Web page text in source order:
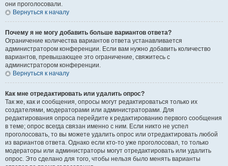
они проголосовали.
Вернуться к началу
Почему я не могу добавить больше вариантов ответа?
Ограничение количества вариантов ответа устанавливается
администратором конференции. Если вам нужно добавить количество
вариантов, превышающее это ограничение, свяжитесь с
администратором конференции.
Вернуться к началу
Как мне отредактировать или удалить опрос?
Так же, как и сообщения, опросы могут редактироваться только их
создателями, модераторами или администраторами. Для
редактирования опроса перейдите к редактированию первого сообщения
в теме; опрос всегда связан именно с ним. Если никто не успел
проголосовать, то вы можете удалить опрос или отредактировать любой
из вариантов ответа. Однако если кто-то уже проголосовал, то только
модераторы или администраторы могут отредактировать или удалить
опрос. Это сделано для того, чтобы нельзя было менять варианты